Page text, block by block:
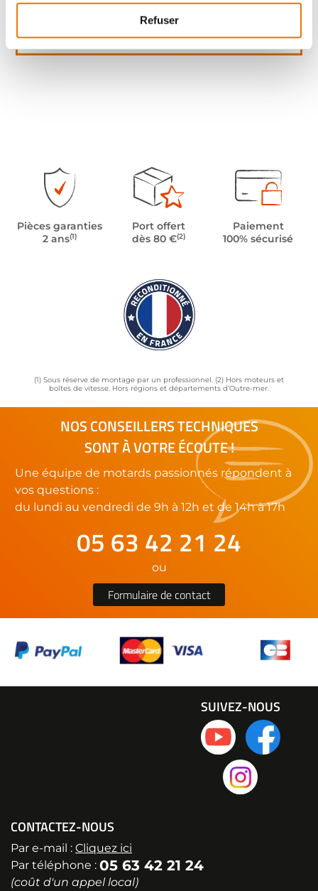
Refuser
Pièces garanties
2 ans(1)
Port offert
dès 80 €(2)
Paiement
100% sécurisé
(1) Sous réserve de montage par un professionnel. (2) Hors moteurs et
boîtes de vitesse. Hors régions et départements d’Outre-mer.
NOS CONSEILLERS TECHNIQUES
SONT À VOTRE ÉCOUTE !
Une équipe de motards passionnés répondent à
vos questions :
du lundi au vendredi de 9h à 12h et de 14h à 17h
05 63 42 21 24
ou
Formulaire de contact
CONTACTEZ-NOUS
Par e-mail : Cliquez ici
Par téléphone : 05 63 42 21 24
(coût d'un appel local)
SUIVEZ-NOUS